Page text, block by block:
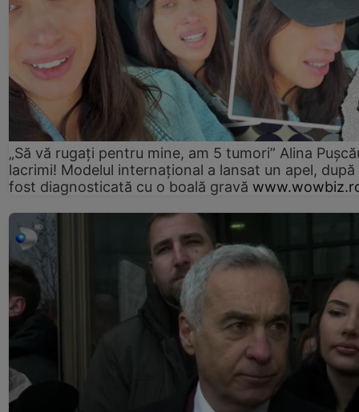
„Să vă rugați pentru mine, am 5 tumori” Alina
lacrimi! Modelul internațional a lansat un apel, după
fost diagnosticată cu o boală gravă